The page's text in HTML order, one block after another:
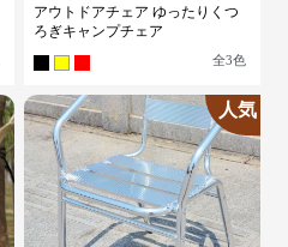
アウトドアチェア ゆったりくつ
ろぎキャンプチェア
全3色
人気